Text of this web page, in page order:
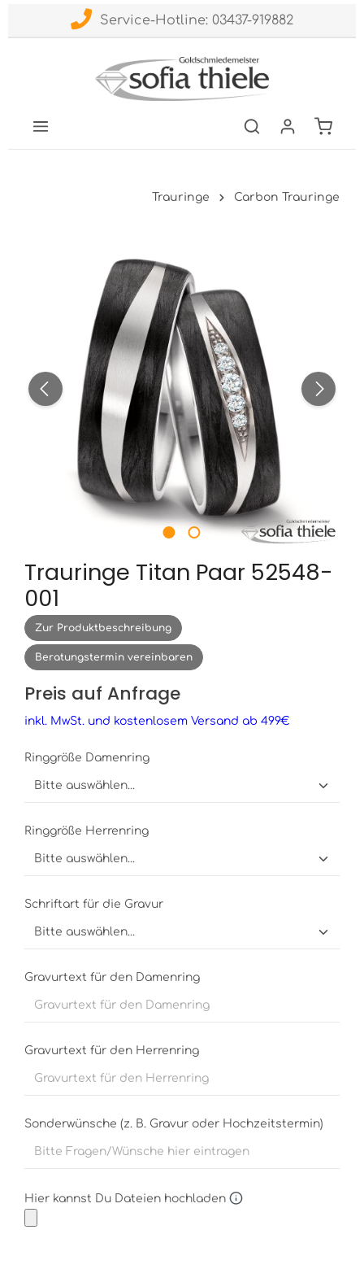
Service-Hotline: 03437-919882
Trauringe Carbon Trauringe
Trauringe Titan Paar 52548-
001
Zur Produktbeschreibung
Beratungstermin vereinbaren
Preis auf Anfrage
inkl. MwSt. und kostenlosem Versand ab 499€
Ringgröße Damenring
Ringgröße Herrenring
Schriftart für die Gravur
Gravurtext für den Damenring
Gravurtext für den Herrenring
Sonderwünsche (z. B. Gravur oder Hochzeitstermin)
Hier kannst Du Dateien hochladen